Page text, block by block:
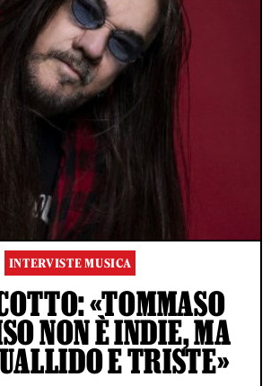
INTERVISTE MUSICA
«TOMMASO
NON È INDIE, MA
E TRISTE»